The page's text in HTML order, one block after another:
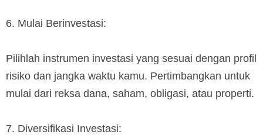
6. Mulai Berinvestasi:
Pilihlah instrumen investasi yang sesuai dengan profil
risiko dan jangka waktu kamu. Pertimbangkan untuk
mulai dari reksa dana, saham, obligasi, atau properti.
7. Diversifikasi Investasi: